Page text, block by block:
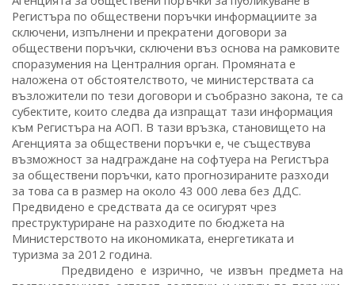
Регистъра по обществени поръчки информациите за
сключени, изпълнени и прекратени договори за
обществени поръчки, сключени въз основа на рамковите
споразумения на Централния орган. Промяната е
наложена от обстоятелството, че министерствата са
възложители по тези договори и съобразно закона, те са
субектите, които следва да изпращат тази информация
към Регистъра на АОП. В тази връзка, становището на
Агенцията за обществени поръчки е, че съществува
възможност за надграждане на софтуера на Регистъра
за обществени поръчки, като прогнозираните разходи
за това са в размер на около 43 000 лева без ДДС.
Предвидено е средствата да се осигурят чрез
преструктуриране на разходите по бюджета на
Министерството на икономиката, енергетиката и
туризма за 2012 година.
Предвидено е изрично, че извън предмета на